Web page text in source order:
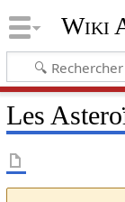
Wiki
Les